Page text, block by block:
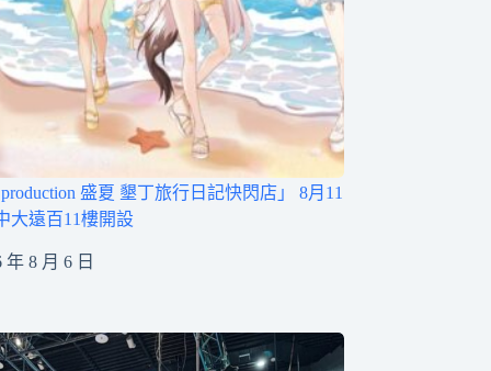
盛夏 墾丁旅行日記快閃店」 8月11
大遠百11樓開設
年 8 月 6 日